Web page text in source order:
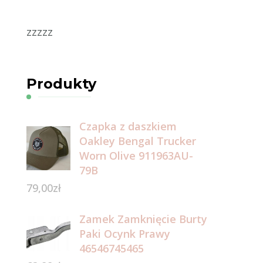
zzzzz
Produkty
Czapka z daszkiem
Oakley Bengal Trucker
Worn Olive 911963AU-
79B
79,00zł
Zamek Zamknięcie Burty
Paki Ocynk Prawy
46546745465